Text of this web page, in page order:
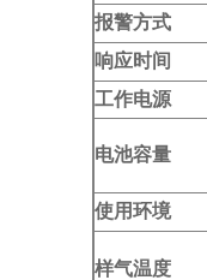
报警方式
响应时间
工作电源
电池容量
使用环境
样气温度